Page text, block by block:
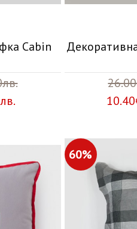
Cabin
60%